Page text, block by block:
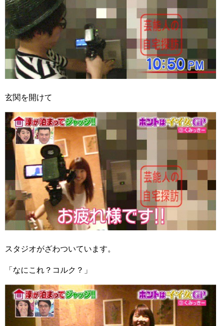
玄関を開けて
スタジオがざわついています。
「なにこれ？コルク？」